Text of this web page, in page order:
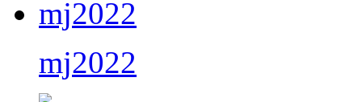
mj2022